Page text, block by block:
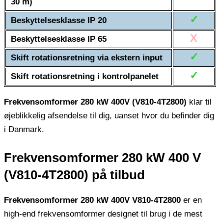
Beskyttelsesklasse IP 20 ✓
Beskyttelsesklasse IP 65 X
Skift rotationsretning via ekstern input ✓
Skift rotationsretning i kontrolpanelet ✓
Frekvensomformer 280 kW 400V (V810-4T2800) klar til
øjeblikkelig afsendelse til dig, uanset hvor du befinder dig
i Danmark.
Frekvensomformer 280 kW 400 V
(V810-4T2800) på ​​tilbud
Frekvensomformer 280 kW 400V V810-4T2800 er en
high-end frekvensomformer designet til brug i de mest